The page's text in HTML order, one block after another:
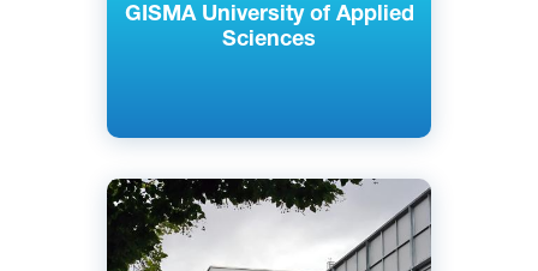
GISMA University of Applied
Sciences
Английский
Немецкий
Берлин, Дюссельдорф, Мюнхен,
Германия